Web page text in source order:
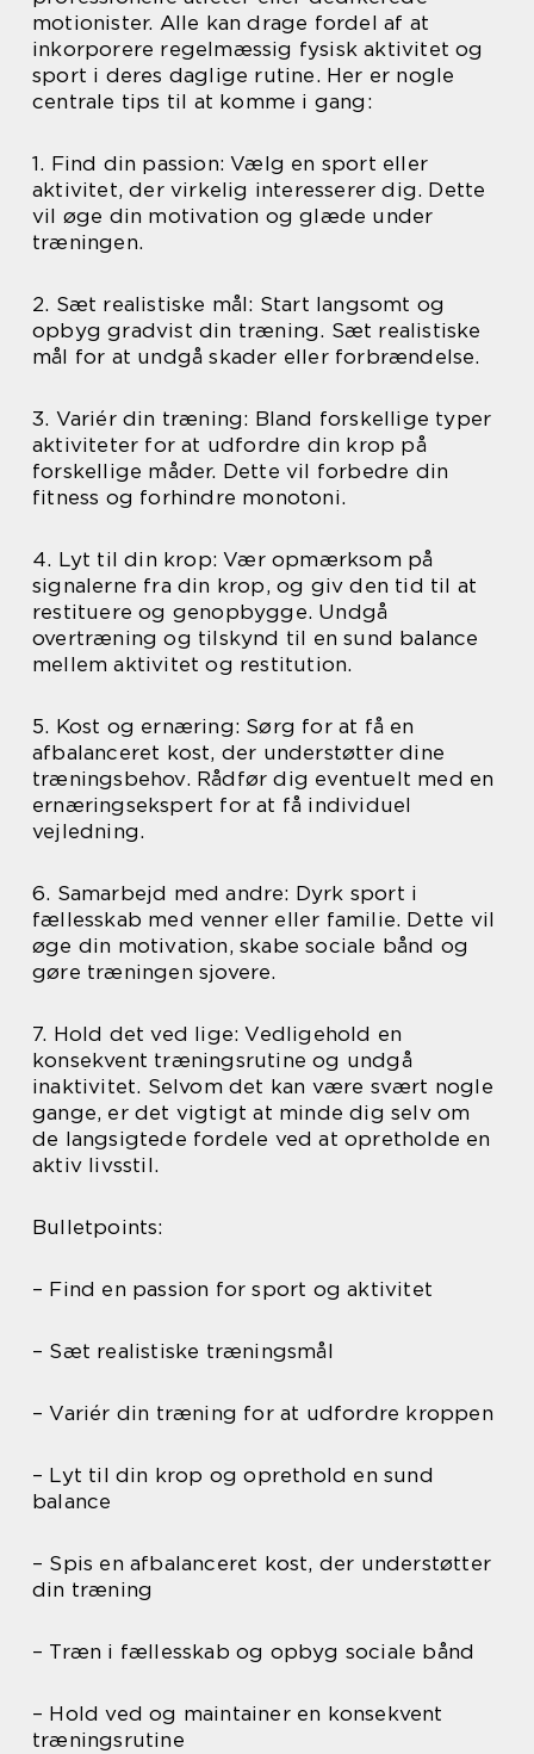
motionister. Alle kan drage fordel af at
inkorporere regelmæssig fysisk aktivitet og
sport i deres daglige rutine. Her er nogle
centrale tips til at komme i gang:
1. Find din passion: Vælg en sport eller
aktivitet, der virkelig interesserer dig. Dette
vil øge din motivation og glæde under
træningen.
2. Sæt realistiske mål: Start langsomt og
opbyg gradvist din træning. Sæt realistiske
mål for at undgå skader eller forbrændelse.
3. Variér din træning: Bland forskellige typer
aktiviteter for at udfordre din krop på
forskellige måder. Dette vil forbedre din
fitness og forhindre monotoni.
4. Lyt til din krop: Vær opmærksom på
signalerne fra din krop, og giv den tid til at
restituere og genopbygge. Undgå
overtræning og tilskynd til en sund balance
mellem aktivitet og restitution.
5. Kost og ernæring: Sørg for at få en
afbalanceret kost, der understøtter dine
træningsbehov. Rådfør dig eventuelt med en
ernæringsekspert for at få individuel
vejledning.
6. Samarbejd med andre: Dyrk sport i
fællesskab med venner eller familie. Dette vil
øge din motivation, skabe sociale bånd og
gøre træningen sjovere.
7. Hold det ved lige: Vedligehold en
konsekvent træningsrutine og undgå
inaktivitet. Selvom det kan være svært nogle
gange, er det vigtigt at minde dig selv om
de langsigtede fordele ved at opretholde en
aktiv livsstil.
Bulletpoints:
– Find en passion for sport og aktivitet
– Sæt realistiske træningsmål
– Variér din træning for at udfordre kroppen
– Lyt til din krop og oprethold en sund
balance
– Spis en afbalanceret kost, der understøtter
din træning
– Træn i fællesskab og opbyg sociale bånd
– Hold ved og maintainer en konsekvent
træningsrutine